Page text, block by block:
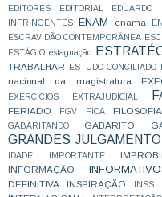
EDITORES EDITORIAL EDUARDO
INFRINGENTES
ENAM enama
ESCRAVIDÃO CONTEMPORÂNEA
ESTÁGIO estagnação
TRABALHAR
ESTUDO CONCILIADO
nacional da magistratura
EXERCÍCIOS EXTRAJUDICIAL
FERIADO FGV FICA FILOSOFIA
GABARITANDO
GABARITO
GRANDES
IDADE
IMPORTANTE
INFORMAÇÃO
DEFINITIVA
INSPIRAÇÃO INSS